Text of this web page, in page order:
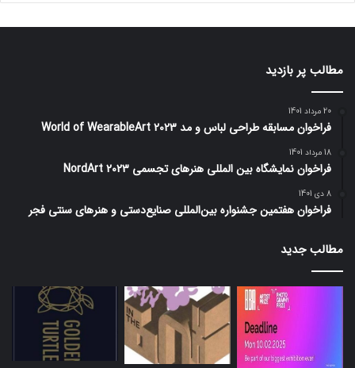
مطالب پر بازدید
20 مرداد 1401
فراخوان مسابقه طراحی لباس و مد World of WearableArt 2023
18 مرداد 1401
فراخوان نمایشگاه بین المللی هنرهای تجسمی NordArt 2023
8 دی 1401
فراخوان هفتمین جشنواره بین‌المللی صنایع‌دستی و هنرهای سنتی فجر
مطالب جدید